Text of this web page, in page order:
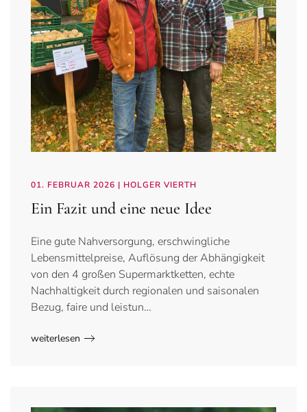
01. FEBRUAR 2026 | HOLGER VIERTH
Ein Fazit und eine neue Idee
Eine gute Nahversorgung, erschwingliche
Lebensmittelpreise, Auflösung der Abhängigkeit
von den 4 großen Supermarktketten, echte
Nachhaltigkeit durch regionalen und saisonalen
Bezug, faire und leistun…
weiterlesen